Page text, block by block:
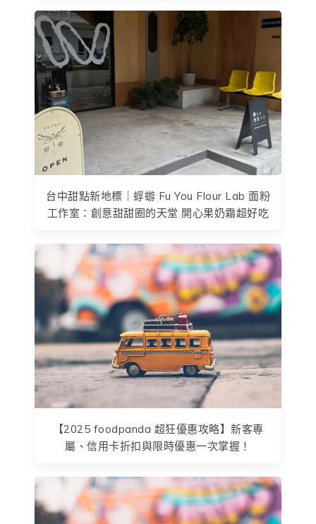
台中甜點新地標｜蜉蝣 Fu You Flour Lab 面粉
工作室：創意甜甜圈的天堂 開心果奶霜超好吃
【2025 foodpanda 超狂優惠攻略】新客專
屬、信用卡折扣與限時優惠一次掌握！